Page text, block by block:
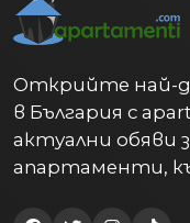
Открийте най-
в България с
актуални обяви
апартаменти,